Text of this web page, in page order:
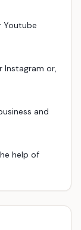
Youtube
Instagram or,
and
help of